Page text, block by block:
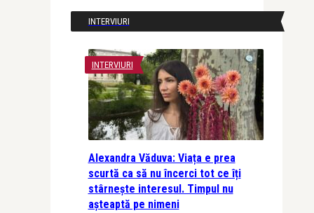
INTERVIURI
INTERVIURI
Alexandra Văduva: Viața e prea
scurtă ca să nu încerci tot ce îți
stârnește interesul. Timpul nu
așteaptă pe nimeni